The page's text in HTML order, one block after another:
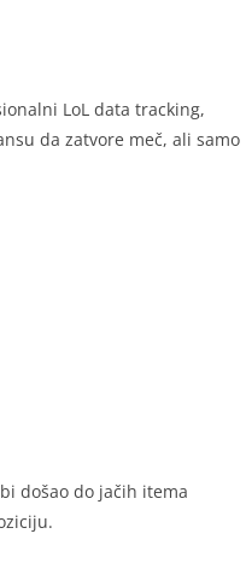
LoL data tracking,
da zatvore meč, ali samo
došao do jačih itema